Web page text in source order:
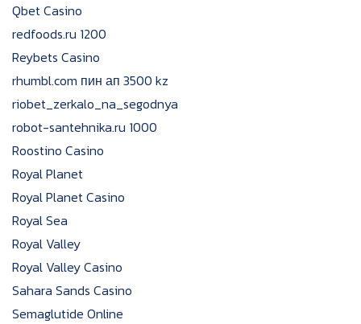
Qbet Casino
redfoods.ru 1200
Reybets Casino
rhumbl.com пин ап 3500 kz
riobet_zerkalo_na_segodnya
robot-santehnika.ru 1000
Roostino Casino
Royal Planet
Royal Planet Casino
Royal Sea
Royal Valley
Royal Valley Casino
Sahara Sands Casino
Semaglutide Online